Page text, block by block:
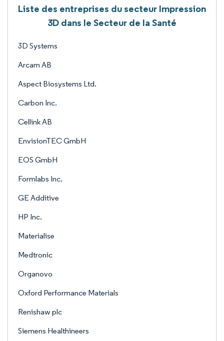
Liste des entreprises du secteur Impression
3D dans le Secteur de la Santé
3D Systems
Arcam AB
Aspect Biosystems Ltd.
Carbon Inc.
Cellink AB
EnvisionTEC GmbH
EOS GmbH
Formlabs Inc.
GE Additive
HP Inc.
Materialise
Medtronic
Organovo
Oxford Performance Materials
Renishaw plc
Siemens Healthineers